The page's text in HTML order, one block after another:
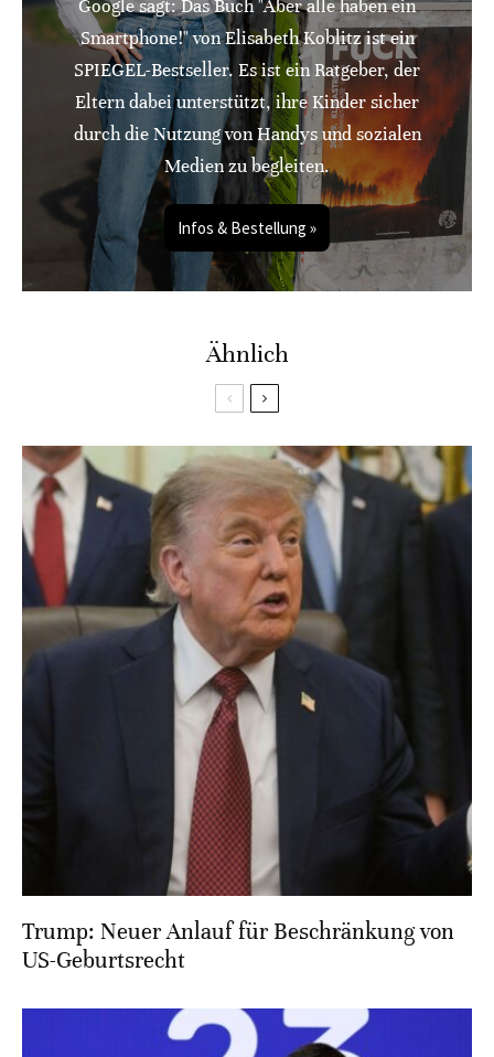
Google sagt: Das Buch "Aber alle haben ein
Smartphone!" von Elisabeth Koblitz ist ein
SPIEGEL-Bestseller. Es ist ein Ratgeber, der
Eltern dabei unterstützt, ihre Kinder sicher
durch die Nutzung von Handys und sozialen
Medien zu begleiten.
Infos & Bestellung »
Ähnlich
Trump: Neuer Anlauf für Beschränkung von
US-Geburtsrecht